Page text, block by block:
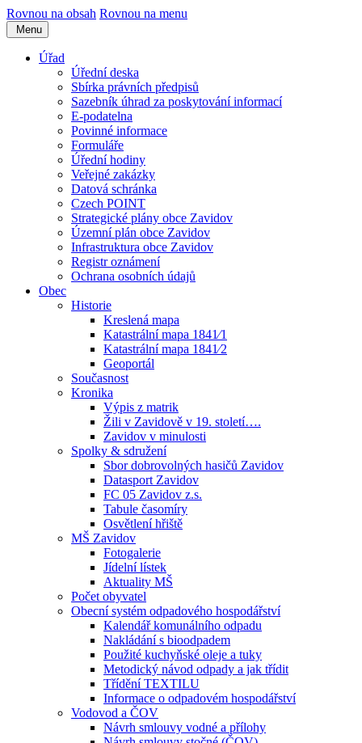
Rovnou na obsah Rovnou na menu
Menu
Úřad
Úřední deska
Sbírka právních předpisů
Sazebník úhrad za poskytování informací
E-podatelna
Povinné informace
Formuláře
Úřední hodiny
Veřejné zakázky
Datová schránka
Czech POINT
Strategické plány obce Zavidov
Územní plán obce Zavidov
Infrastruktura obce Zavidov
Registr oznámení
Ochrana osobních údajů
Obec
Historie
Kreslená mapa
Katastrální mapa 1841⁄1
Katastrální mapa 1841⁄2
Geoportál
Současnost
Kronika
Výpis z matrik
Žili v Zavidově v 19. století….
Zavidov v minulosti
Spolky & sdružení
Sbor dobrovolných hasičů Zavidov
Datasport Zavidov
FC 05 Zavidov z.s.
Tabule časomíry
Osvětlení hřiště
MŠ Zavidov
Fotogalerie
Jídelní lístek
Aktuality MŠ
Počet obyvatel
Obecní systém odpadového hospodářství
Kalendář komunálního odpadu
Nakládání s bioodpadem
Použité kuchyňské oleje a tuky
Metodický návod odpady a jak třídit
Třídění TEXTILU
Informace o odpadovém hospodářství
Vodovod a ČOV
Návrh smlouvy vodné a přílohy